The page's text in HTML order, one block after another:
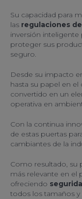
Su capacidad para
las regulaciones
inversión inteligente
proteger sus
seguro.
Desde su impacto
hasta su papel en
convertido en un
operativa en
Con la continua
de estas puertas
cambiantes de la
Como resultado, su
más relevante en el
ofreciendo
todos los tamaños y